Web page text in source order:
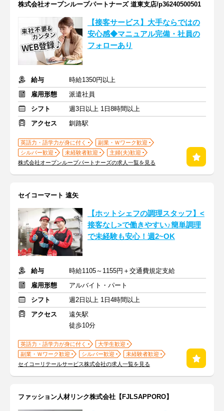
株式会社オープンループパートナーズ 道東支店/p36240500501
【接客サービス】大手ならではの
安心感◆マニュアル完備・社員の
フォローあり
給与
時給1350円以上
雇用形態
派遣社員
シフト
週3日以上 1日8時間以上
アクセス
釧路駅
英語力・語学力が身に付く
副業・Ｗワーク歓迎
シルバー歓迎
未経験者歓迎
主婦(夫)歓迎
株式会社オープンループパートナーズの求人一覧を見る
セイコーマート 遠矢
【ホットシェフの調理スタッフ】<
接客なし>で働きやすい♪簡単調理
で未経験も安心！週2~OK
給与
時給1105～1155円＋交通費規定支給
雇用形態
アルバイト・パート
シフト
週2日以上 1日4時間以上
アクセス
遠矢駅
徒歩10分
英語力・語学力が身に付く
大学生歓迎
副業・Ｗワーク歓迎
シルバー歓迎
未経験者歓迎
セイコーリテールサービス株式会社の求人一覧を見る
ファッション人材リンク株式会社【FJLSAPPORO】